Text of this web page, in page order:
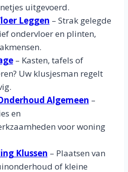
uitgevoerd.
Leggen – Strak gelegde
ondervloer en plinten,
– Kasten, tafels of
Uw klusjesman regelt
Algemeen –
en
voor woning
Klussen – Plaatsen van
of kleine